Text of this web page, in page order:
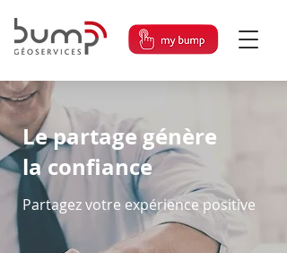
Le partage génère
la confiance
Partagez votre expérience positive